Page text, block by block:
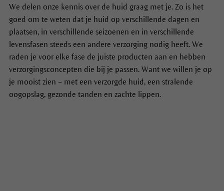
We delen onze kennis over de huid graag met je. Zo is het
goed om te weten dat je huid op verschillende dagen en
plaatsen, in verschillende seizoenen en in verschillende
levensfasen steeds een andere verzorging nodig heeft. We
raden je voor elke fase de juiste producten aan en hebben
verzorgingsconcepten die bij je passen. Want we willen je op
je mooist zien – met een verzorgde huid, een stralende
oogopslag, gezonde tanden en zachte lippen.